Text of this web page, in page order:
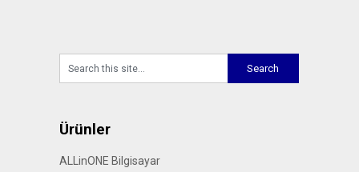
Ürünler
ALLinONE Bilgisayar